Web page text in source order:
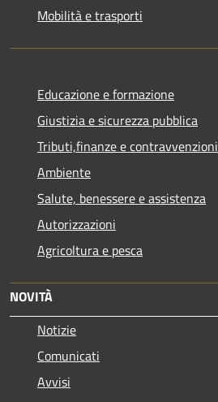
Mobilità e trasporti
Educazione e formazione
Giustizia e sicurezza pubblica
Tributi,finanze e contravvenzioni
Ambiente
Salute, benessere e assistenza
Autorizzazioni
Agricoltura e pesca
NOVITÀ
Notizie
Comunicati
Avvisi